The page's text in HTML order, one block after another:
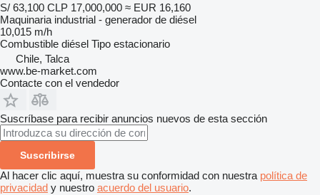
S/ 63,100 CLP 17,000,000 ≈ EUR 16,160
Maquinaria industrial - generador de diésel
10,015 m/h
Combustible diésel Tipo estacionario
Chile, Talca
www.be-market.com
Contacte con el vendedor
Suscríbase para recibir anuncios nuevos de esta sección
Suscribirse
Al hacer clic aquí, muestra su conformidad con nuestra política de
privacidad y nuestro acuerdo del usuario.